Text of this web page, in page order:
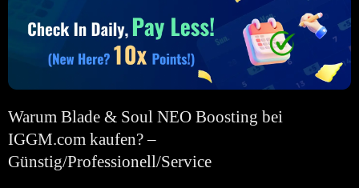
Warum Blade & Soul NEO Boosting bei
IGGM.com kaufen? –
Günstig/Professionell/Service